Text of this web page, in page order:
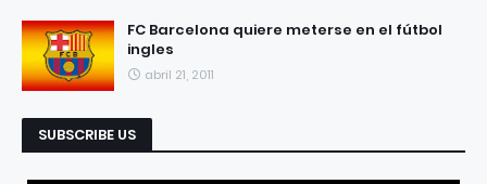
FC Barcelona quiere meterse en el fútbol
ingles
abril 21, 2011
SUBSCRIBE US